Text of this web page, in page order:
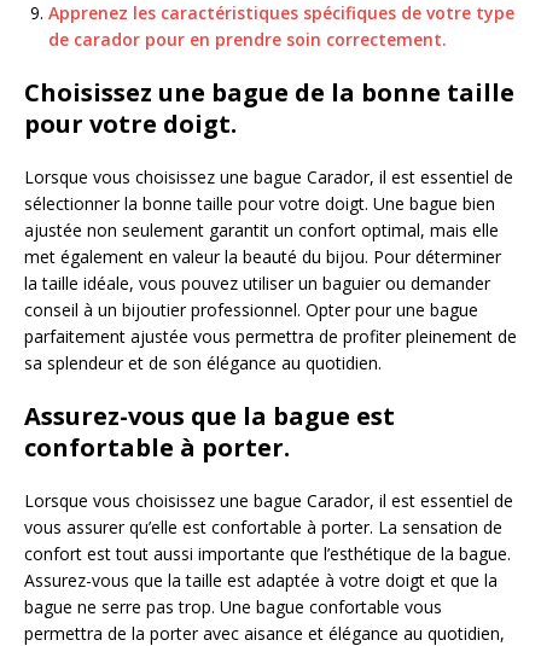
Apprenez les caractéristiques spécifiques de votre type
de carador pour en prendre soin correctement.
Choisissez une bague de la bonne taille
pour votre doigt.
Lorsque vous choisissez une bague Carador, il est essentiel de
sélectionner la bonne taille pour votre doigt. Une bague bien
ajustée non seulement garantit un confort optimal, mais elle
met également en valeur la beauté du bijou. Pour déterminer
la taille idéale, vous pouvez utiliser un baguier ou demander
conseil à un bijoutier professionnel. Opter pour une bague
parfaitement ajustée vous permettra de profiter pleinement de
sa splendeur et de son élégance au quotidien.
Assurez-vous que la bague est
confortable à porter.
Lorsque vous choisissez une bague Carador, il est essentiel de
vous assurer qu’elle est confortable à porter. La sensation de
confort est tout aussi importante que l’esthétique de la bague.
Assurez-vous que la taille est adaptée à votre doigt et que la
bague ne serre pas trop. Une bague confortable vous
permettra de la porter avec aisance et élégance au quotidien,